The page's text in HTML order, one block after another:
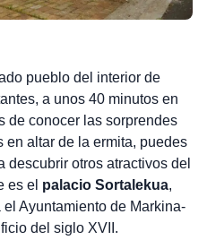
pueblo del interior de
a unos 40 minutos en
de conocer las sorprendes
en altar de la ermita, puedes
descubrir otros atractivos del
es el palacio Sortalekua,
Ayuntamiento de Markina-
del siglo XVII.